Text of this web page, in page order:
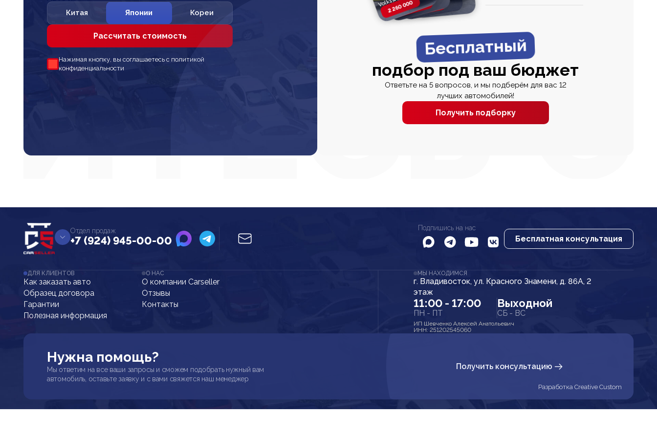
Китая Японии Кореи
Рассчитать стоимость
Нажимая кнопку, вы соглашаетесь с политикой
конфиденциальности
2 260 0002 820 000
2 820 0002 670 000
Бесплатный
подбор под ваш бюджет
Ответьте на 5 вопросов, и мы подберём для вас 12
лучших автомобилей!
Получить подборку
Отдел продаж
+7 (924) 945-00-00
Подпишись на нас
Бесплатная консультация
ДЛЯ КЛИЕНТОВ
Как заказать авто
Образец договора
Гарантии
Полезная информация
О НАС
О компании Carseller
Отзывы
Контакты
МЫ НАХОДИМСЯ
г. Владивосток, ул. Красного Знамени, д. 86А, 2
этаж
11:00 - 17:00
ПН - ПТ
Выходной
СБ - ВС
ИП Шевченко Алексей Анатольевич
ИНН: 251202545060
Нужна помощь?
Мы ответим на все ваши запросы и сможем подобрать нужный вам
автомобиль, оставьте заявку и с вами свяжется наш менеджер
Получить консультацию
Разработка Creative Custom